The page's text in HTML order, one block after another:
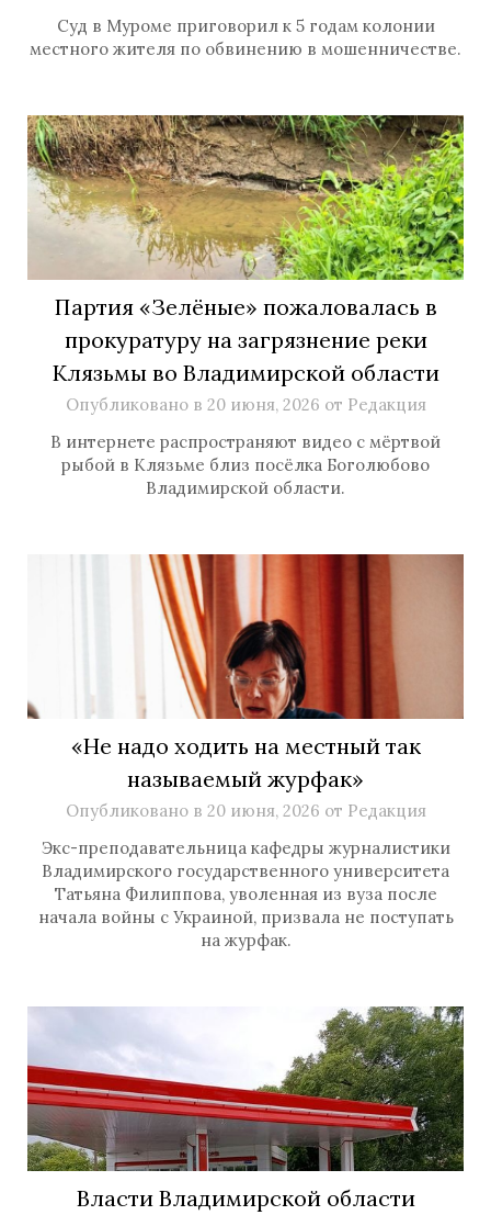
Суд в Муроме приговорил к 5 годам колонии
местного жителя по обвинению в мошенничестве.
Партия «Зелёные» пожаловалась в
прокуратуру на загрязнение реки
Клязьмы во Владимирской области
Опубликовано в 20 июня, 2026 от Редакция
В интернете распространяют видео с мёртвой
рыбой в Клязьме близ посёлка Боголюбово
Владимирской области.
«Не надо ходить на местный так
называемый журфак»
Опубликовано в 20 июня, 2026 от Редакция
Экс-преподавательница кафедры журналистики
Владимирского государственного университета
Татьяна Филиппова, уволенная из вуза после
начала войны с Украиной, призвала не поступать
на журфак.
Власти Владимирской области